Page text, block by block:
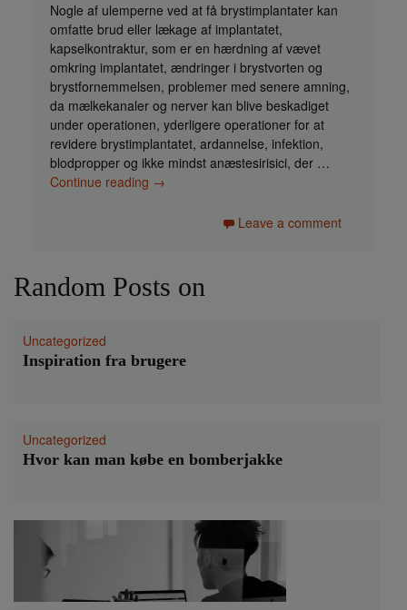
Nogle af ulemperne ved at få brystimplantater kan
omfatte brud eller lækage af implantatet,
kapselkontraktur, som er en hærdning af vævet
omkring implantatet, ændringer i brystvorten og
brystfornemmelsen, problemer med senere amning,
da mælkekanaler og nerver kan blive beskadiget
under operationen, yderligere operationer for at
revidere brystimplantatet, ardannelse, infektion,
blodpropper og ikke mindst anæstesirisici, der …
Continue reading Hvilke ulemper er der ved at få
→
Leave a comment
Random Posts on
Uncategorized
Inspiration fra brugere
Uncategorized
Hvor kan man købe en bomberjakke